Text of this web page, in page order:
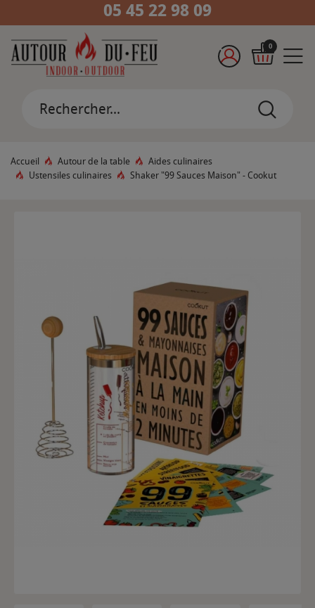
05 45 22 98 09
0
Accueil Autour de la table
Aides culinaires
Ustensiles culinaires
Shaker "99 Sauces Maison" - Cookut